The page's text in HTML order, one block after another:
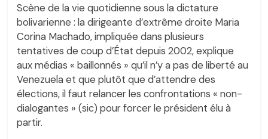
Scène de la vie quotidienne sous la dictature
bolivarienne : la dirigeante d’extrême droite Maria
Corina Machado, impliquée dans plusieurs
tentatives de coup d’État depuis 2002, explique
aux médias « baillonnés » qu’il n’y a pas de liberté au
Venezuela et que plutôt que d’attendre des
élections, il faut relancer les confrontations « non-
dialogantes » (sic) pour forcer le président élu à
partir.